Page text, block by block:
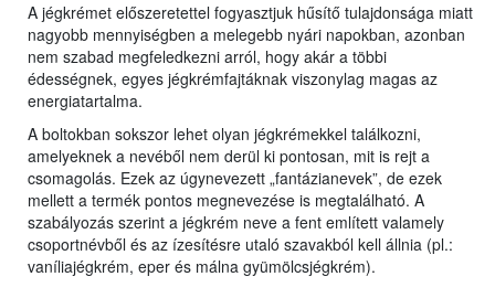
A jégkrémet előszeretettel fogyasztjuk hűsítő tulajdonsága miatt
nagyobb mennyiségben a melegebb nyári napokban, azonban
nem szabad megfeledkezni arról, hogy akár a többi
édességnek, egyes jégkrémfajtáknak viszonylag magas az
energiatartalma.
A boltokban sokszor lehet olyan jégkrémekkel találkozni,
amelyeknek a nevéből nem derül ki pontosan, mit is rejt a
csomagolás. Ezek az úgynevezett „fantázianevek”, de ezek
mellett a termék pontos megnevezése is megtalálható. A
szabályozás szerint a jégkrém neve a fent említett valamely
csoportnévből és az ízesítésre utaló szavakból kell állnia (pl.:
vaníliajégkrém, eper és málna gyümölcsjégkrém).